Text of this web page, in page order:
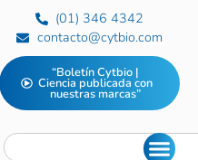
(01) 346 4342
contacto@cytbio.com
“Boletín Cytbio |
Ciencia publicada con
nuestras marcas”